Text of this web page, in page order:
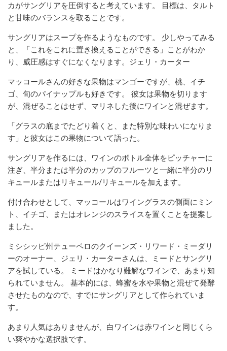
カがサングリアを圧倒すると考えています。 目標は、タルト
と甘味のバランスを取ることです。
サングリアはスープを作るようなものです。 少しやってみる
と、「これをこれに置き換えることができる」ことがわか
り、威圧感はすぐになくなります。ジェリ・カーター
マッコールさんの好きな果物はマンゴーですが、桃、イチ
ゴ、旬のパイナップルも好きです。 彼女は果物を切ります
が、混ぜることはせず、マリネした後にワインと混ぜます。
「グラスの底までたどり着くと、また特別な味わいになりま
す」と彼女はこの果物について語った。
サングリアを作るには、ワインのボトル全体をピッチャーに
注ぎ、半分または半分のカップのフルーツと一緒に半分のリ
キュールまたはリキュール/リキュールを加えます。
付け合わせとして、マッコールはワイングラスの側面にミン
ト、イチゴ、またはオレンジのスライスを置くことを提案し
ました。
ミシシッピ州テューペロのクイーンズ・リワード・ミーダリ
ーのオーナー、ジェリ・カーターさんは、ミードとサングリ
アを試している。 ミードはかなり難解なワインで、あまり知
られていません。 基本的には、蜂蜜を水や果物と混ぜて発酵
させたものなので、すでにサングリアとして作られていま
す。
あまり人気はありませんが、白ワインは赤ワインと同じくら
い爽やかな選択肢です。